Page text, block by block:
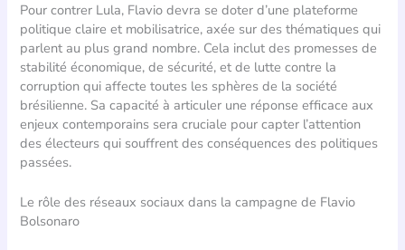
Pour contrer Lula, Flavio devra se doter d’une plateforme
politique claire et mobilisatrice, axée sur des thématiques qui
parlent au plus grand nombre. Cela inclut des promesses de
stabilité économique, de sécurité, et de lutte contre la
corruption qui affecte toutes les sphères de la société
brésilienne. Sa capacité à articuler une réponse efficace aux
enjeux contemporains sera cruciale pour capter l’attention
des électeurs qui souffrent des conséquences des politiques
passées.
Le rôle des réseaux sociaux dans la campagne de Flavio
Bolsonaro